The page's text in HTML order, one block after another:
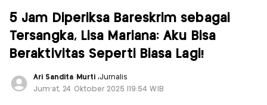
5 Jam Diperiksa Bareskrim sebagai
Tersangka, Lisa Mariana: Aku Bisa
Beraktivitas Seperti Biasa Lagi!
Ari Sandita Murti ,Jurnalis
Jum'at, 24 Oktober 2025 |19:54 WIB